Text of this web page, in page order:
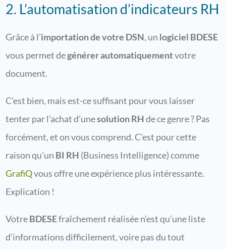
2. L’automatisation d’indicateurs RH
Grâce à l’importation de votre DSN, un logiciel BDESE
vous permet degénérer automatiquementvotre
document.
C’est bien, mais est-ce suffisant pour vous laisser
tenter par l’achat d’unesolution RHde ce genre ? Pas
forcément, et on vous comprend. C’est pour cette
raison qu’un BI RH (Business Intelligence) comme
GrafiQvous offre une expérience plus intéressante.
Explication !
VotreBDESEfraîchement réalisée n’est qu’une liste
d’informations difficilement, voire pas du tout